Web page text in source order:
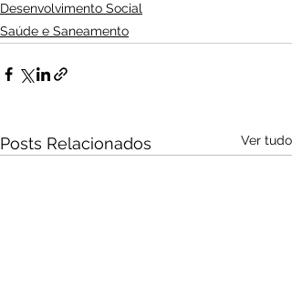
Desenvolvimento Social
Saúde e Saneamento
Posts Relacionados Ver tudo